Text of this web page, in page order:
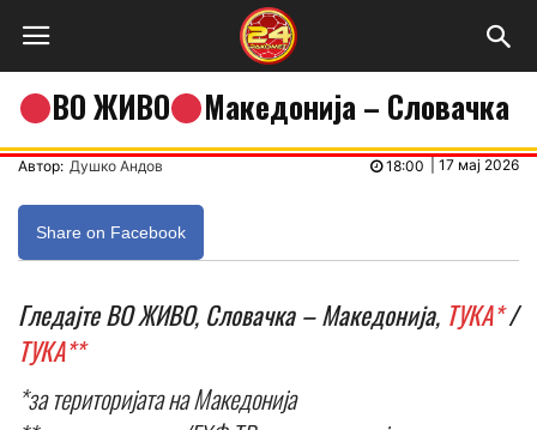
ВО ЖИВО Македонија – Словачка
Автор: Душко Андов 17 мај 2026
18:00
Share on Facebook
Гледајте ВО ЖИВО, Словачка – Македонија, ТУКА*/
ТУКА**
*за територијата на Македонија